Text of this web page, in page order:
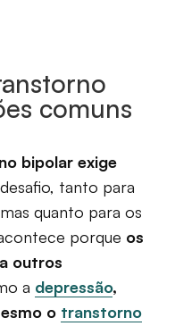
comuns
bipolar exige
tanto para
quanto para os
porque os
outros
a depressão,
o transtorno